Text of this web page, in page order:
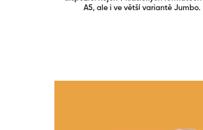
A5, ale i ve větší variantě Jumbo.